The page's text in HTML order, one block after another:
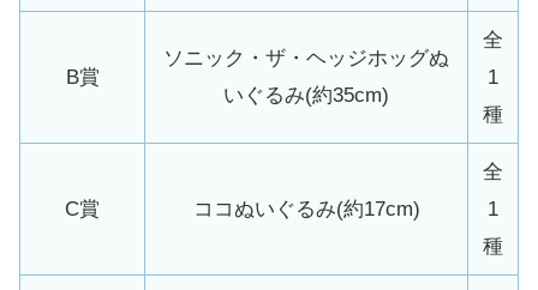
B賞
ソニック・ザ・ヘッジホッグぬ
いぐるみ(約35cm)
全
1
種
C賞 ココぬいぐるみ(約17cm)
全
1
種